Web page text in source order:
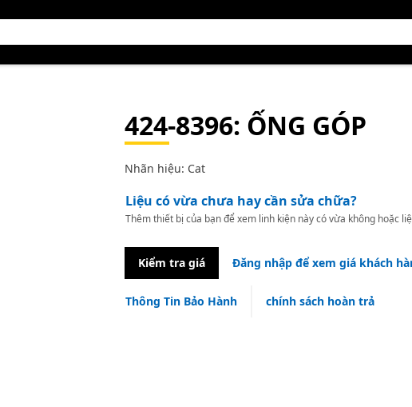
424-8396: ỐNG GÓP
Nhãn hiệu: Cat
Liệu có vừa chưa hay cần sửa chữa?
Thêm thiết bị của bạn để xem linh kiện này có vừa không hoặc
Kiểm tra giá Đăng nhập để xem giá khách
Thông Tin Bảo Hành chính sách hoàn trả